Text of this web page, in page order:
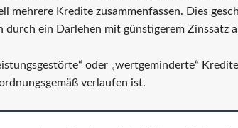
mehrere Kredite zusammenfassen. Dies
durch ein Darlehen mit günstigerem Zinssatz
oder „wertgeminderte“
verlaufen ist.